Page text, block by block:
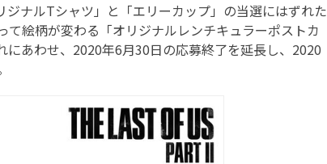
ナルTシャツ」と「エリーカップ」の当選にはずれた
絵柄が変わる「オリジナルレンチキュラーポストカ
あわせ、2020年6月30日の応募終了を延長し、2020